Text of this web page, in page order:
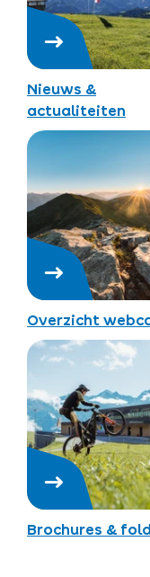
Nieuws &
actualiteiten
Overzicht
Brochures &